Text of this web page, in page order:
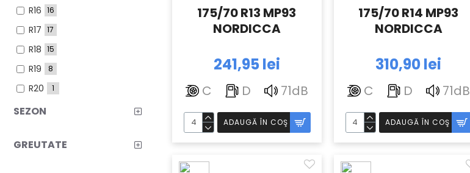
GREUTATE
SEZON
R16 16
R17 17
R18 15
R19 8
R20 1
175/70 R13 MP93
NORDICCA
241,95 lei
C D 71dB
ADAUGĂ ÎN COŞ
175/70 R14 MP93
NORDICCA
310,90 lei
C D 71dB
ADAUGĂ ÎN COŞ